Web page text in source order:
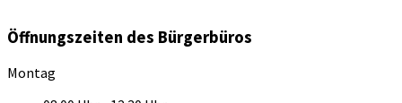
Öffnungszeiten des Bürgerbüros
Montag